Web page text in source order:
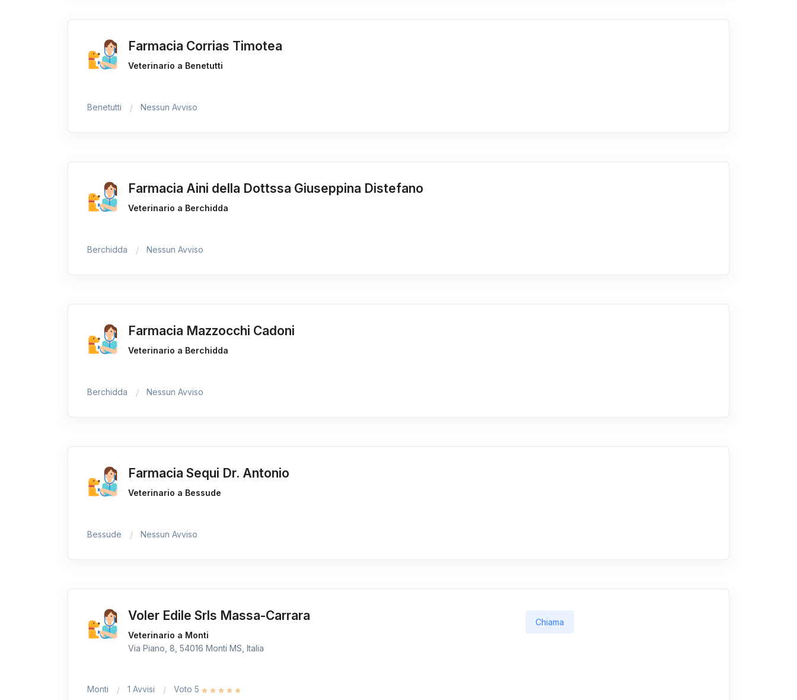
Farmacia Corrias Timotea
Veterinario a Benetutti
Benetutti Nessun Avviso
Farmacia Aini della Dottssa Giuseppina Distefano
Veterinario a Berchidda
Berchidda Nessun Avviso
Farmacia Mazzocchi Cadoni
Veterinario a Berchidda
Berchidda Nessun Avviso
Farmacia Sequi Dr. Antonio
Veterinario a Bessude
Bessude Nessun Avviso
Voler Edile Srls Massa-Carrara
Veterinario a Monti
Via Piano, 8, 54016 Monti MS, Italia
Chiama
Monti 1 Avvisi Voto 5